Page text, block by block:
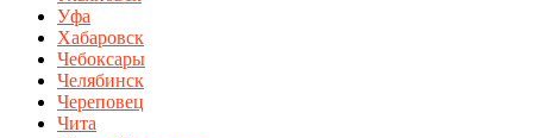
Уфа
Хабаровск
Чебоксары
Челябинск
Череповец
Чита